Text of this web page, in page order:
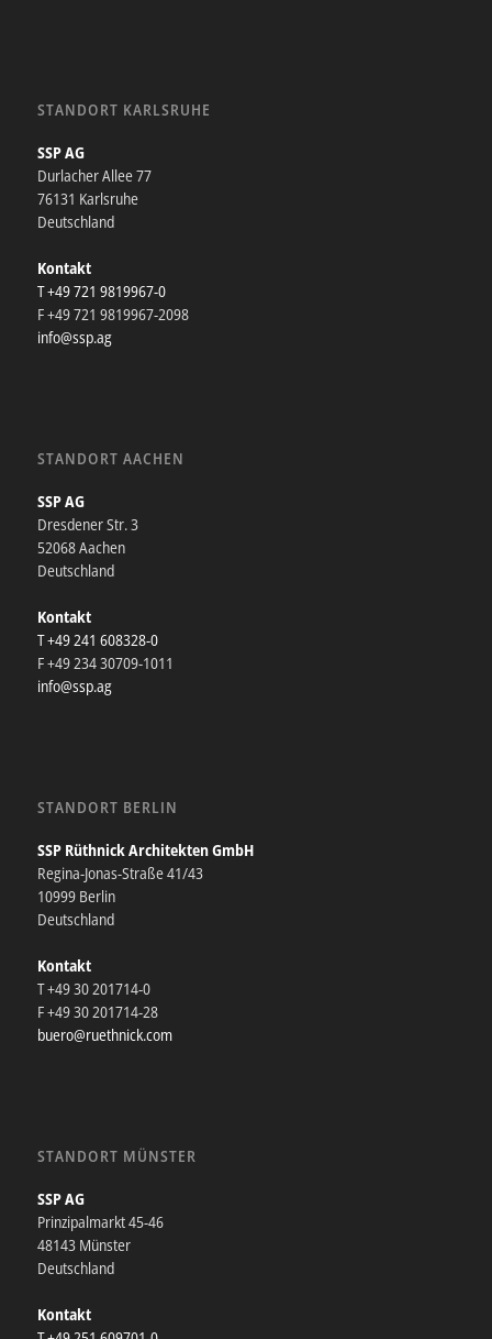
STANDORT KARLSRUHE
SSP AG
Durlacher Allee 77
76131 Karlsruhe
Deutschland
Kontakt
T +49 721 9819967-0
F +49 721 9819967-2098
info@ssp.ag
STANDORT AACHEN
SSP AG
Dresdener Str. 3
52068 Aachen
Deutschland
Kontakt
T +49 241 608328-0
F +49 234 30709-1011
info@ssp.ag
STANDORT BERLIN
SSP Rüthnick Architekten GmbH
Regina-Jonas-Straße 41/43
10999 Berlin
Deutschland
Kontakt
T +49 30 201714-0
F +49 30 201714-28
buero@ruethnick.com
STANDORT MÜNSTER
SSP AG
Prinzipalmarkt 45-46
48143 Münster
Deutschland
Kontakt